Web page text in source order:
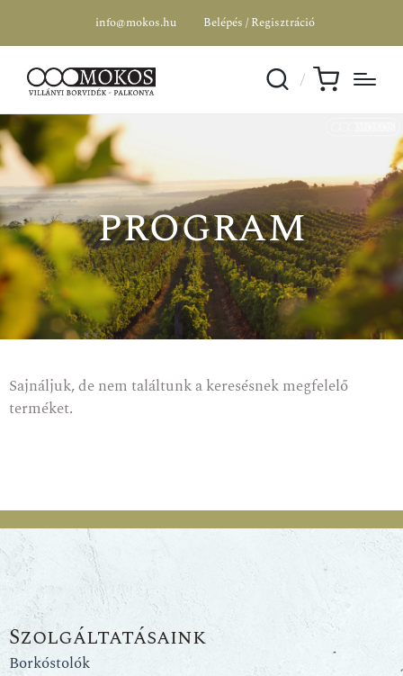
info@mokos.hu Belépés / Regisztráció
program
Sajnáljuk, de nem találtunk a keresésnek megfelelő
terméket.
Szolgáltatásaink
Borkóstolók